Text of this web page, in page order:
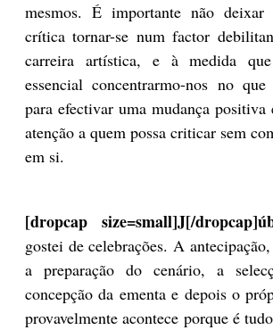
mesmos. É importante não deixar
crítica tornar-se num factor
carreira artística, e à medida
essencial concentrarmo-nos no
para efectivar uma mudança positiva
atenção a quem possa criticar sem
em si.
[dropcap size=small]J[/
gostei de celebrações. A
a preparação do cenário, a
concepção da ementa e depois o
provavelmente acontece porque é